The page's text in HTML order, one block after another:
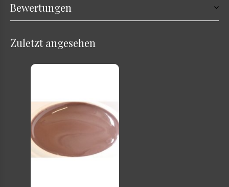
Bewertungen
Zuletzt angesehen